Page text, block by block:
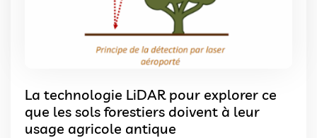
La technologie LiDAR pour explorer ce
que les sols forestiers doivent à leur
usage agricole antique